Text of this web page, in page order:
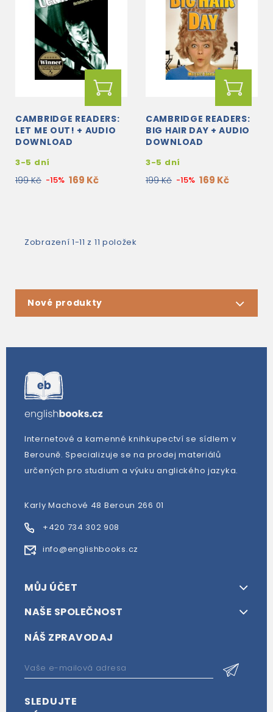
CAMBRIDGE READERS:
LET ME OUT! + AUDIO
DOWNLOAD
3-5 dní
199 Kč -15% 169 Kč
CAMBRIDGE READERS:
BIG HAIR DAY + AUDIO
DOWNLOAD
3-5 dní
199 Kč -15% 169 Kč
Zobrazení 1-11 z 11 položek
Nové produkty
Internetové a kamenné knihkupectví se sídlem v
Berouně. Specializuje se na prodej materiálů
určených pro studium a výuku anglického jazyka.
Karly Machové 48 Beroun 266 01
+420 734 302 908
info@englishbooks.cz
MŮJ ÚČET
NAŠE SPOLEČNOST
NÁŠ ZPRAVODAJ
SLEDUJTE